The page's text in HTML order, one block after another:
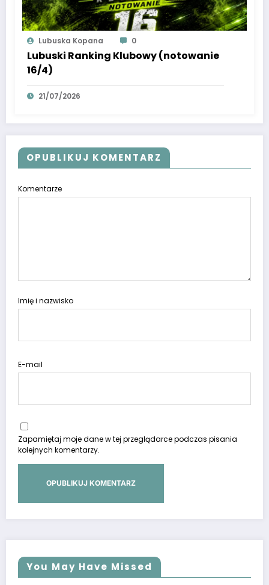
Lubuska Kopana 0
Lubuski Ranking Klubowy (notowanie
16/4)
21/07/2026
OPUBLIKUJ KOMENTARZ
Komentarze
Imię i nazwisko
E-mail
Zapamiętaj moje dane w tej przeglądarce podczas pisania
kolejnych komentarzy.
You May Have Missed